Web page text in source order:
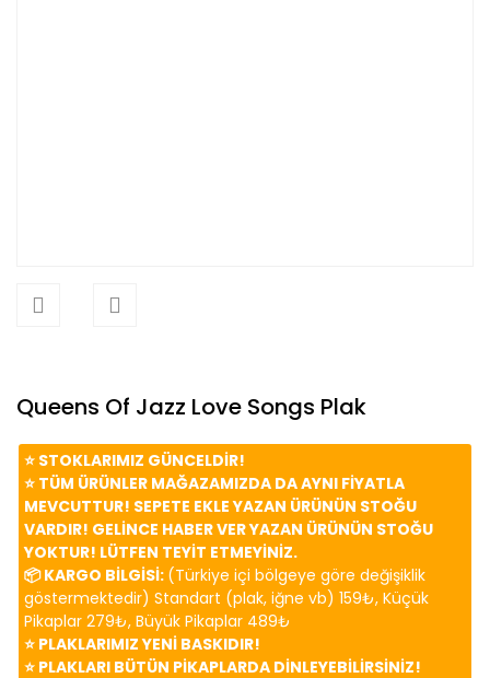
Queens Of Jazz Love Songs Plak
⭐️ STOKLARIMIZ GÜNCELDİR!
⭐️ TÜM ÜRÜNLER MAĞAZAMIZDA DA AYNI FİYATLA
MEVCUTTUR! SEPETE EKLE YAZAN ÜRÜNÜN STOĞU
VARDIR! GELİNCE HABER VER YAZAN ÜRÜNÜN STOĞU
YOKTUR! LÜTFEN TEYİT ETMEYİNİZ.
📦 KARGO BİLGİSİ: (Türkiye içi bölgeye göre değişiklik
göstermektedir) Standart (plak, iğne vb) 159₺, Küçük
Pikaplar 279₺, Büyük Pikaplar 489₺
⭐️ PLAKLARIMIZ YENİ BASKIDIR!
⭐️ PLAKLARI BÜTÜN PİKAPLARDA DİNLEYEBİLİRSİNİZ!